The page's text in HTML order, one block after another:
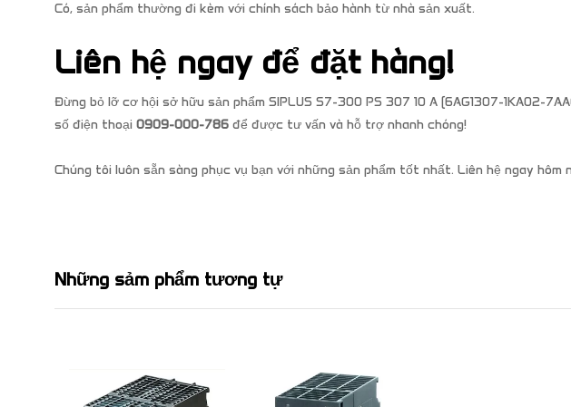
Có, sản phẩm thường đi kèm với chính sách bảo hành từ nhà sản xuất.
Liên hệ ngay để đặt hàng!
Đừng bỏ lỡ cơ hội sở hữu sản phẩm SIPLUS S7-300 PS 307 10 A (6AG1307-1KA02-
số điện thoại 0909-000-786 để được tư vấn và hỗ trợ nhanh chóng!
Chúng tôi luôn sẵn sàng phục vụ bạn với những sản phẩm tốt nhất. Liên hệ ngay hôm
Những sảm phẩm tương tự